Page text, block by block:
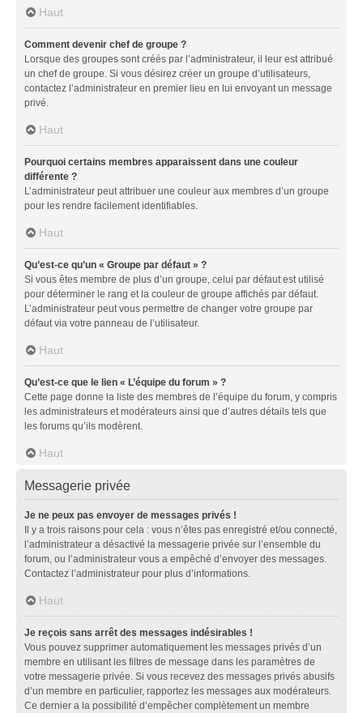
Haut
Comment devenir chef de groupe ?
Lorsque des groupes sont créés par l’administrateur, il leur est attribué
un chef de groupe. Si vous désirez créer un groupe d’utilisateurs,
contactez l’administrateur en premier lieu en lui envoyant un message
privé.
Haut
Pourquoi certains membres apparaissent dans une couleur
différente ?
L’administrateur peut attribuer une couleur aux membres d’un groupe
pour les rendre facilement identifiables.
Haut
Qu’est-ce qu’un « Groupe par défaut » ?
Si vous êtes membre de plus d’un groupe, celui par défaut est utilisé
pour déterminer le rang et la couleur de groupe affichés par défaut.
L’administrateur peut vous permettre de changer votre groupe par
défaut via votre panneau de l’utilisateur.
Haut
Qu’est-ce que le lien « L’équipe du forum » ?
Cette page donne la liste des membres de l’équipe du forum, y compris
les administrateurs et modérateurs ainsi que d’autres détails tels que
les forums qu’ils modèrent.
Haut
Messagerie privée
Je ne peux pas envoyer de messages privés !
Il y a trois raisons pour cela : vous n’êtes pas enregistré et/ou connecté,
l’administrateur a désactivé la messagerie privée sur l’ensemble du
forum, ou l’administrateur vous a empêché d’envoyer des messages.
Contactez l’administrateur pour plus d’informations.
Haut
Je reçois sans arrêt des messages indésirables !
Vous pouvez supprimer automatiquement les messages privés d’un
membre en utilisant les filtres de message dans les paramètres de
votre messagerie privée. Si vous recevez des messages privés abusifs
d’un membre en particulier, rapportez les messages aux modérateurs.
Ce dernier a la possibilité d’empêcher complètement un membre